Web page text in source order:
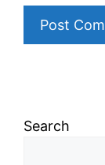
Search